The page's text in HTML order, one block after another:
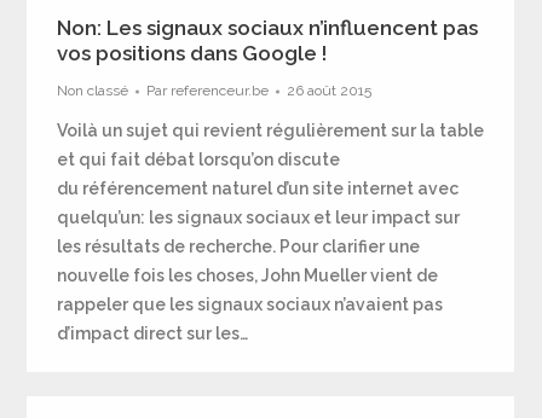
Non: Les signaux sociaux n’influencent pas
vos positions dans Google !
Non classé Par referenceur.be 26 août 2015
Voilà un sujet qui revient régulièrement sur la table
et qui fait débat lorsqu’on discute
du référencement naturel d’un site internet avec
quelqu’un: les signaux sociaux et leur impact sur
les résultats de recherche. Pour clarifier une
nouvelle fois les choses, John Mueller vient de
rappeler que les signaux sociaux n’avaient pas
d’impact direct sur les…